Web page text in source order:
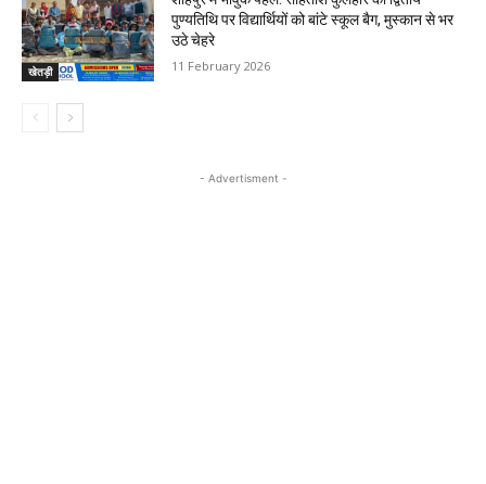
खेतड़ी
पुण्यतिथि पर विद्यार्थियों को बांटे स्कूल बैग, मुस्कान से भर
उठे चेहरे
11 February 2026
- Advertisment -